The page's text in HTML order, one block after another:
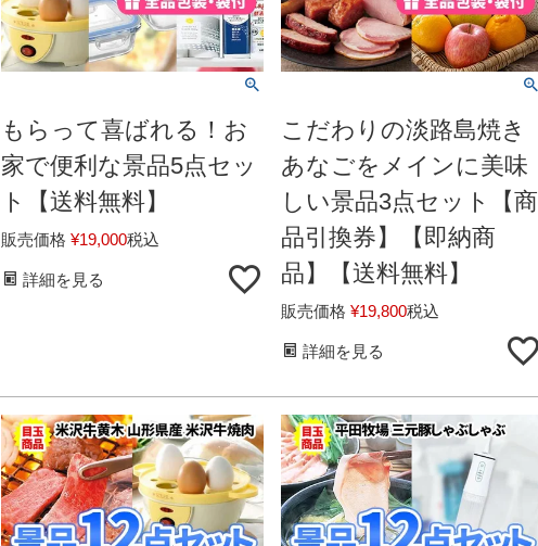
もらって喜ばれる！お
家で便利な景品5点セッ
ト【送料無料】
販売価格 ¥19,000税込
詳細を見る
こだわりの淡路島焼き
あなごをメインに美味
しい景品3点セット【商
品引換券】【即納商
品】【送料無料】
販売価格 ¥19,800税込
詳細を見る